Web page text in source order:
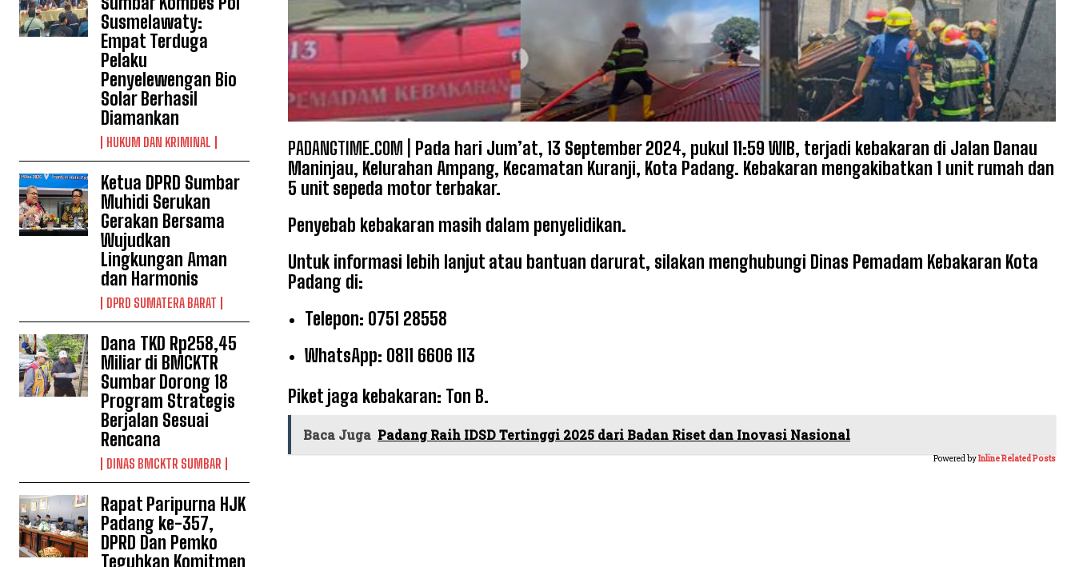
Susmelawaty:
Empat Terduga
Pelaku
Penyelewengan Bio
Solar Berhasil
Diamankan
HUKUM DAN KRIMINAL
Ketua DPRD Sumbar
Muhidi Serukan
Gerakan Bersama
Wujudkan
Lingkungan Aman
dan Harmonis
DPRD SUMATERA BARAT
Dana TKD Rp258,45
Miliar di BMCKTR
Sumbar Dorong 18
Program Strategis
Berjalan Sesuai
Rencana
DINAS BMCKTR SUMBAR
Rapat Paripurna HJK
Padang ke-357,
DPRD Dan Pemko
Teguhkan Komitmen
PADANGTIME.COM |
Pada hari Jum’at, 13 September 2024, pukul 11:59 WIB, terjadi kebakaran di Jalan Danau
Maninjau, Kelurahan Ampang, Kecamatan Kuranji, Kota Padang. Kebakaran mengakibatkan 1 unit rumah dan
5 unit sepeda motor terbakar.
Penyebab kebakaran masih dalam penyelidikan.
Untuk informasi lebih lanjut atau bantuan darurat, silakan menghubungi Dinas Pemadam Kebakaran Kota
Padang di:
Telepon: 0751 28558
WhatsApp: 0811 6606 113
Piket jaga kebakaran: Ton B.
Baca Juga Padang Raih IDSD Tertinggi 2025 dari Badan Riset dan Inovasi Nasional
Powered byInline Related Posts